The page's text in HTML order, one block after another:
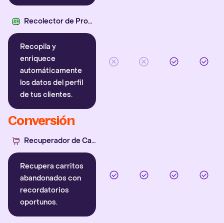
Recolector de Propiedades
Recopila y
enriquece
automáticamente
los datos del perfil
de tus clientes.
Conversión
Recuperador de Carritos
Recupera carritos
abandonados con
recordatorios
oportunos.